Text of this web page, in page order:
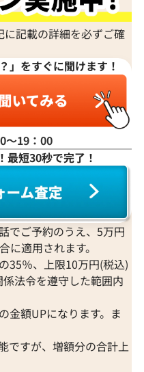
記載の詳細を必ずご確
」をすぐに聞けます！
〜19：00
最短30秒で完了！
でご予約のうえ、5万円
に適用されます。
35％、上限10万円(税込)
法令を遵守した範囲内
金額UPになります。ま
ですが、増額分の合計上